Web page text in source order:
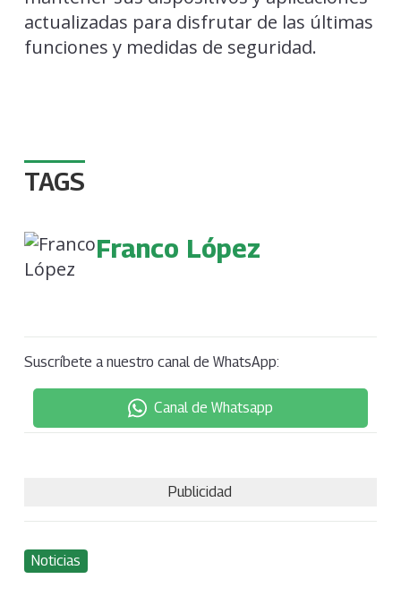
actualizadas para disfrutar de las últimas
funciones y medidas de seguridad.
TAGS
Franco López
Suscríbete a nuestro canal de WhatsApp:
Canal de Whatsapp
Publicidad
Noticias